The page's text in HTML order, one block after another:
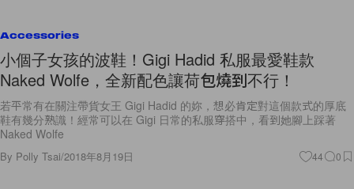
Accessories
小個子女孩的波鞋！Gigi Hadid 私服最愛鞋款
Naked Wolfe，全新配色讓荷包燒到不行！
若平常有在關注帶貨女王 Gigi Hadid 的妳，想必肯定對這個款式的厚底
鞋有幾分熟識！經常可以在 Gigi 日常的私服穿搭中，看到她腳上踩著
Naked Wolfe
By Polly Tsai/2018年8月19日 44 0